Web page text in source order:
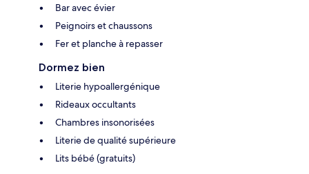
Bar avec évier
Peignoirs et chaussons
Fer et planche à repasser
Dormez bien
Literie hypoallergénique
Rideaux occultants
Chambres insonorisées
Literie de qualité supérieure
Lits bébé (gratuits)